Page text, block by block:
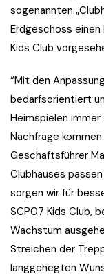
sogenannten
Erdgeschoss
Kids Club
“Mit den
bedarfsorientiert
Heimspielen
Nachfrage
Geschäftsführer
Clubhauses
sorgen wir für
SCP07 Kids Club,
Wachstum
Streichen der
langgehegten